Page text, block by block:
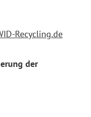
Recycling.de
der